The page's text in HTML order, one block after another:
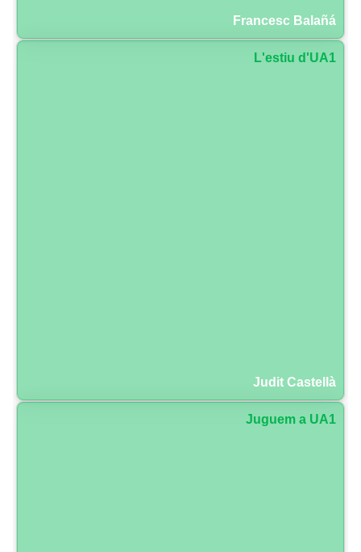
Francesc Balañá
L'estiu d'UA1
Judit Castellà
Juguem a UA1